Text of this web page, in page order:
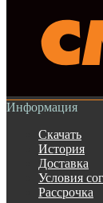
Информация
Скачать
История
Доставка
Условия
Рассрочка